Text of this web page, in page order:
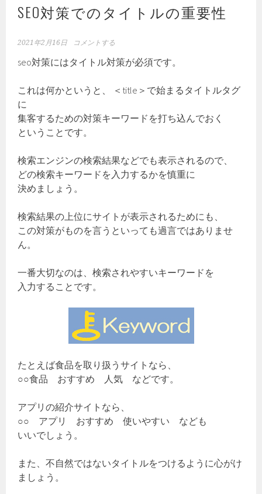
SEO対策でのタイトルの重要性
2021年2月16日 コメントする
seo対策にはタイトル対策が必須です。
これは何かというと、 ＜title＞で始まるタイトルタグ
に
集客するための対策キーワードを打ち込んでおく
ということです。
検索エンジンの検索結果などでも表示されるので、
どの検索キーワードを入力するかを慎重に
決めましょう。
検索結果の上位にサイトが表示されるためにも、
この対策がものを言うといっても過言ではありませ
ん。
一番大切なのは、検索されやすいキーワードを
入力することです。
たとえば食品を取り扱うサイトなら、
○○食品 おすすめ 人気 などです。
アプリの紹介サイトなら、
○○ アプリ おすすめ 使いやすい なども
いいでしょう。
また、不自然ではないタイトルをつけるように心がけ
ましょう。